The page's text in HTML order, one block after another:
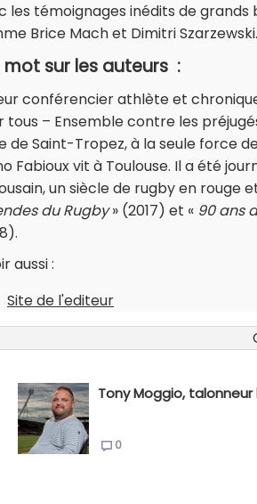
les témoignages inédits de
Brice Mach et Dimitri Szarzewski.
mot sur les auteurs :
conférencier athlète et
tous – Ensemble contre les
de Saint-Tropez, à la seule force
Fabioux vit à Toulouse. Il a été
un siècle de rugby en rouge
du Rugby» (2017) et « 90 ans
aussi :
Site de l'editeur
Tony Moggio, talonneur
0